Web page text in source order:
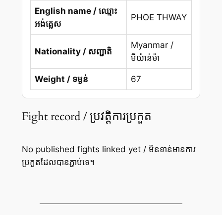
English name / ឈ្មោះ
អង់គ្លេស
PHOE THWAY
Nationality / សញ្ជាតិ
Myanmar /
មីយ៉ាន់ម៉ា
Weight / ទម្ងន់ 67
Fight record / ប្រវត្តិការប្រកួត
No published fights linked yet / មិនទាន់មានការ
ប្រកួតដែលបានភ្ជាប់ទេ។